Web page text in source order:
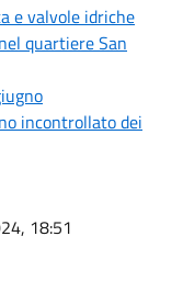
e valvole idriche
quartiere San
incontrollato dei
18:51